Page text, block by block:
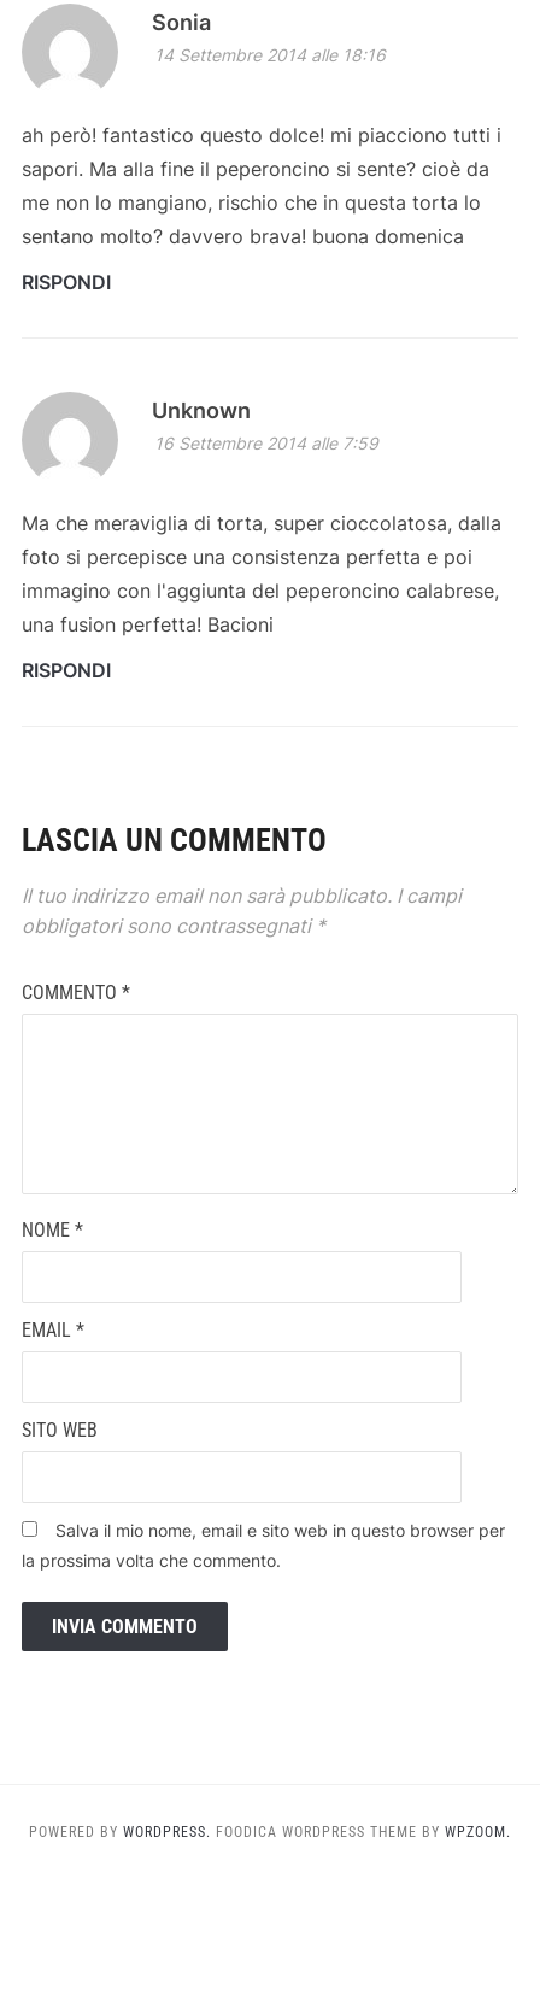
Sonia
14 Settembre 2014 alle 18:16
ah però! fantastico questo dolce! mi piacciono tutti i
sapori. Ma alla fine il peperoncino si sente? cioè da
me non lo mangiano, rischio che in questa torta lo
sentano molto? davvero brava! buona domenica
RISPONDI
Unknown
16 Settembre 2014 alle 7:59
Ma che meraviglia di torta, super cioccolatosa, dalla
foto si percepisce una consistenza perfetta e poi
immagino con l'aggiunta del peperoncino calabrese,
una fusion perfetta! Bacioni
RISPONDI
LASCIA UN COMMENTO
Il tuo indirizzo email non sarà pubblicato. I campi
obbligatori sono contrassegnati *
COMMENTO *
NOME *
EMAIL *
SITO WEB
Salva il mio nome, email e sito web in questo browser per
la prossima volta che commento.
POWERED BY WORDPRESS. FOODICA WORDPRESS THEME BY WPZOOM.